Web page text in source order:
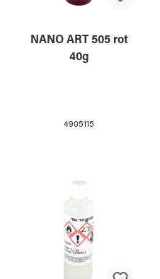
NANO ART 505 rot
40g
4905115